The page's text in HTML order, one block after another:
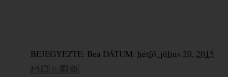
BEJEGYEZTE: Bea DÁTUM: hétfő, július 20, 2015